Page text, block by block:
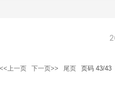
<<上一页 下一页>> 尾页 页码 43/43